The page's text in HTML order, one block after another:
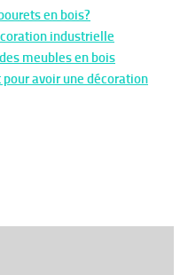
en bois?
industrielle
meubles en bois
avoir une décoration